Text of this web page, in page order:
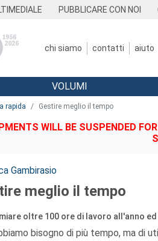
PUBBLICARE CON NOI
chi siamo contatti aiuto
VOLUMI
rapida Gestire meglio il tempo
WILL BE SUSPENDED
Gambirasio
meglio il tempo
oltre 100 ore di lavoro all'anno
bisogno di più tempo, ma di